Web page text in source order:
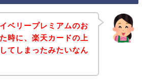
ベリープレミアムのお
時に、楽天カードの上
てしまったみたいなん